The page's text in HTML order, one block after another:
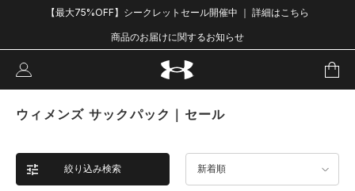
【最大75%OFF】シークレットセール開催中 ｜ 詳細はこちら
商品のお届けに関するお知らせ
ウィメンズ サックパック｜セール
絞り込み検索 新着順